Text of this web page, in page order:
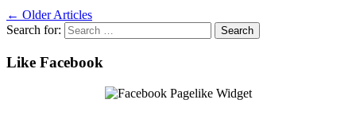
← Older Articles
Search for:
Like Facebook